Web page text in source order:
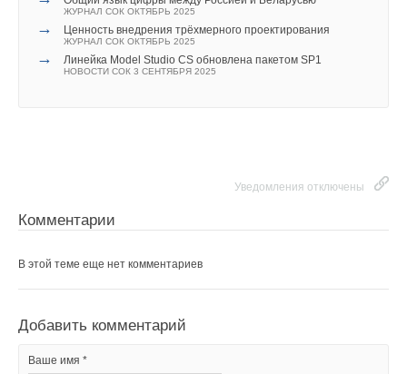
ЖУРНАЛ СОК ОКТЯБРЬ 2025
→ Ценность внедрения трёхмерного проектирования
ЖУРНАЛ СОК ОКТЯБРЬ 2025
→ Линейка Model Studio CS обновлена пакетом SP1
НОВОСТИ СОК 3 СЕНТЯБРЯ 2025
Уведомления отключены
Комментарии
В этой теме еще нет комментариев
Добавить комментарий
Ваше имя *